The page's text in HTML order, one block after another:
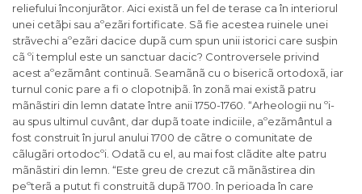
reliefului înconjurãtor. Aici existã un fel de terase ca în interiorul
unei cetãþi sau aºezãri fortificate. Sã fie acestea ruinele unei
strãvechi aºezãri dacice dupã cum spun unii istorici care susþin
cã ºi templul este un sanctuar dacic? Controversele privind
acest aºezãmânt continuã. Seamãnã cu o bisericã ortodoxã, iar
turnul conic pare a fi o clopotniþã. în zonã mai existã patru
mãnãstiri din lemn datate între anii 1750-1760. “Arheologii nu ºi-
au spus ultimul cuvânt, dar dupã toate indiciile, aºezãmântul a
fost construit în jurul anului 1700 de cãtre o comunitate de
cãlugãri ortodocºi. Odatã cu el, au mai fost clãdite alte patru
mãnãstiri din lemn. “Este greu de crezut cã mãnãstirea din
peºterã a putut fi construitã dupã 1700. în perioada în care